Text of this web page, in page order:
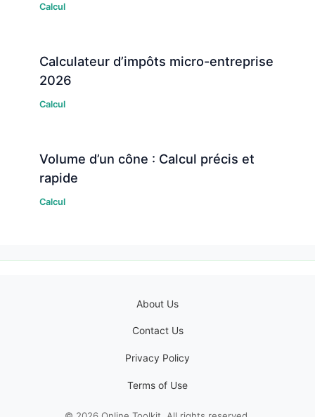
Calcul
Calculateur d’impôts micro-entreprise
2026
Calcul
Volume d’un cône : Calcul précis et
rapide
Calcul
About Us
Contact Us
Privacy Policy
Terms of Use